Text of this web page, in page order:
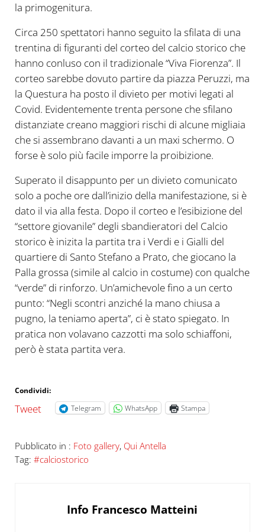
la primogenitura.
Circa 250 spettatori hanno seguito la sfilata di una
trentina di figuranti del corteo del calcio storico che
hanno conluso con il tradizionale “Viva Fiorenza”. Il
corteo sarebbe dovuto partire da piazza Peruzzi, ma
la Questura ha posto il divieto per motivi legati al
Covid. Evidentemente trenta persone che sfilano
distanziate creano maggiori rischi di alcune migliaia
che si assembrano davanti a un maxi schermo. O
forse è solo più facile imporre la proibizione.
Superato il disappunto per un divieto comunicato
solo a poche ore dall’inizio della manifestazione, si è
dato il via alla festa. Dopo il corteo e l’esibizione del
“settore giovanile” degli sbandieratori del Calcio
storico è inizita la partita tra i Verdi e i Gialli del
quartiere di Santo Stefano a Prato, che giocano la
Palla grossa (simile al calcio in costume) con qualche
“verde” di rinforzo. Un’amichevole fino a un certo
punto: “Negli scontri anziché la mano chiusa a
pugno, la teniamo aperta”, ci è stato spiegato. In
pratica non volavano cazzotti ma solo schiaffoni,
però è stata partita vera.
Condividi:
Tweet Telegram WhatsApp Stampa
Pubblicato in : Foto gallery, Qui Antella
Tag: #calciostorico
Info Francesco Matteini